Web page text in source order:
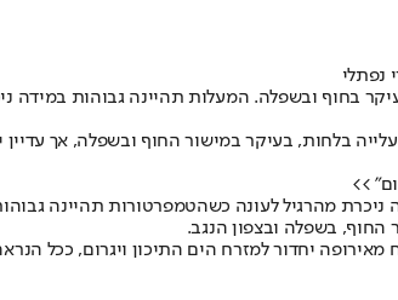
נפתלי
בחוף ובשפלה. המעלות תהיינה גבוהות
בלחות, בעיקר במישור החוף ובשפלה, אך עדיין
>>
יחדור למזרח הים התיכון ויגרום, ככל